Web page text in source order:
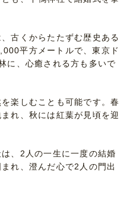
古くからたたずむ歴史ある
平方メートルで、東京ド
に、心癒される方も多いで
楽しむことも可能です。春
れ、秋には紅葉が見頃を迎
、2人の一生に一度の結婚
れ、澄んだ心で2人の門出